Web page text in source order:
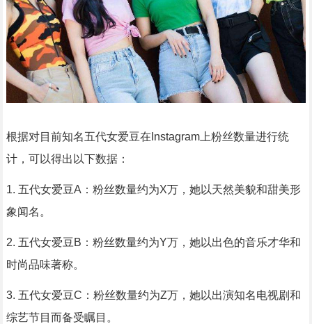
根据对目前知名五代女爱豆在Instagram上粉丝数量进行统
计，可以得出以下数据：
1. 五代女爱豆A：粉丝数量约为X万，她以天然美貌和甜美形
象闻名。
2. 五代女爱豆B：粉丝数量约为Y万，她以出色的音乐才华和
时尚品味著称。
3. 五代女爱豆C：粉丝数量约为Z万，她以出演知名电视剧和
综艺节目而备受瞩目。